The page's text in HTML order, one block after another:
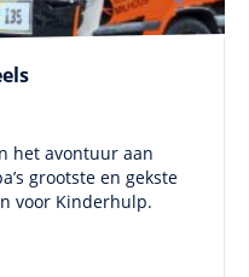
het avontuur aan
grootste en gekste
voor Kinderhulp.